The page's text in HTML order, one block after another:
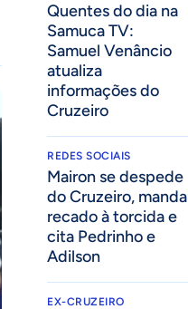
Quentes do dia na
Samuca TV:
Samuel Venâncio
atualiza
informações do
Cruzeiro
REDES SOCIAIS
Mairon se despede
do Cruzeiro, manda
recado à torcida e
cita Pedrinho e
Adilson
EX-CRUZEIRO